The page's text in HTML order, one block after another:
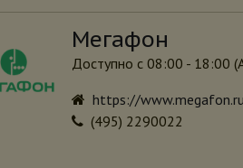
Мегафон
Доступно с 08:00 - 18:00 (
https://
(495) 2290022